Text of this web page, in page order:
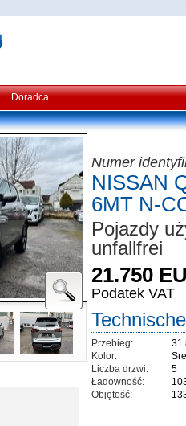
Doradca
Numer
NISSAN
6MT N-
Pojazdy
unfallfrei
21.750
Podatek VAT
Przebieg:
Kolor:
Liczba drzwi:
5
Ładowność:
Objętość: